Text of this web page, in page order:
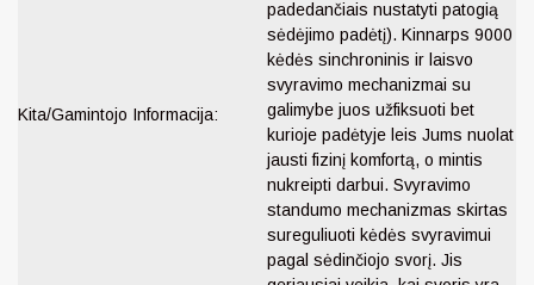
Kita/Gamintojo Informacija:
padedančiais nustatyti patogią
sėdėjimo padėtį). Kinnarps 9000
kėdės sinchroninis ir laisvo
svyravimo mechanizmai su
galimybe juos užfiksuoti bet
kurioje padėtyje leis Jums nuolat
jausti fizinį komfortą, o mintis
nukreipti darbui. Svyravimo
standumo mechanizmas skirtas
sureguliuoti kėdės svyravimui
pagal sėdinčiojo svorį. Jis